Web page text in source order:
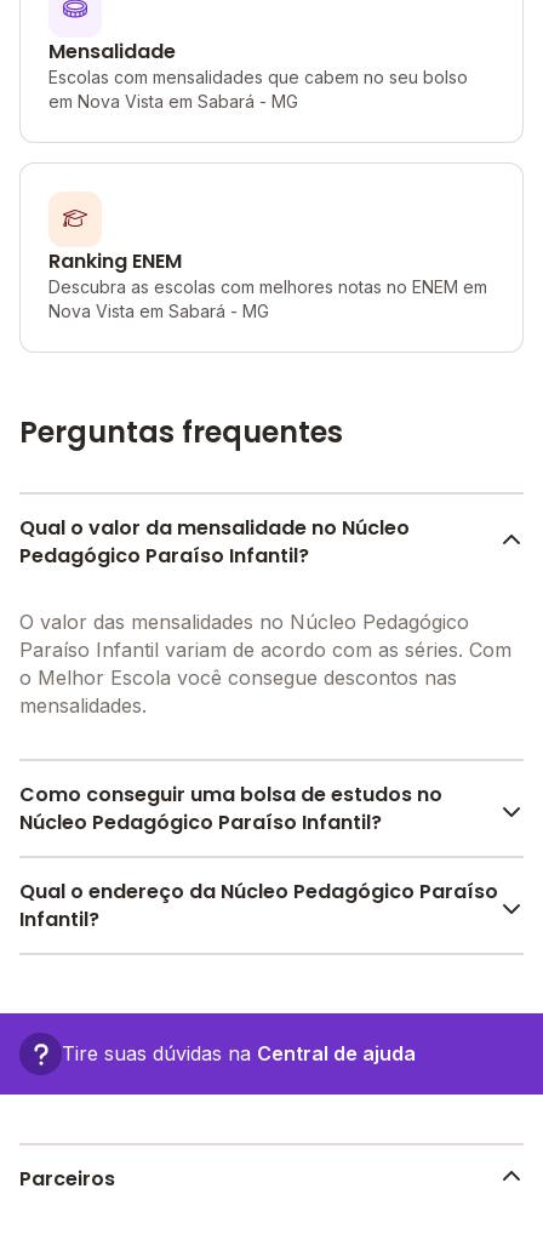
Mensalidade
Escolas com mensalidades que cabem no seu bolso
em Nova Vista em Sabará - MG
Ranking ENEM
Descubra as escolas com melhores notas no ENEM em
Nova Vista em Sabará - MG
Perguntas frequentes
Qual o valor da mensalidade no Núcleo
Pedagógico Paraíso Infantil?
O valor das mensalidades no Núcleo Pedagógico
Paraíso Infantil variam de acordo com as séries. Com
o Melhor Escola você consegue descontos nas
mensalidades.
Como conseguir uma bolsa de estudos no
Núcleo Pedagógico Paraíso Infantil?
Pesquise bolsas disponíveis no Melhor Escola e
encontre o melhor desconto para você.
Qual o endereço da Núcleo Pedagógico Paraíso
Infantil?
duartina, 1095 - Sabará - MG.
Tire suas dúvidas na Central de ajuda
Parceiros